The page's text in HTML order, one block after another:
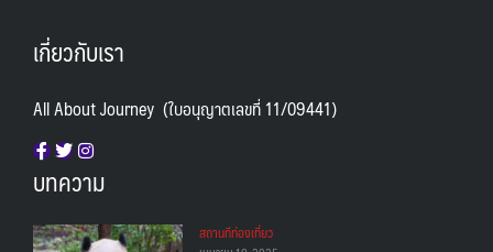
เกี่ยวกับเรา
All About Journey (ใบอนุญาตเลขที่ 11/09441)
บทความ
สถานทีท่องเที่ยว